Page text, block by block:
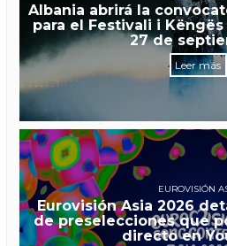
Albania abrirá la
para el Festivali i
27 de
Leer más
EUROVISIÓN
Eurovisión Asia 2026
de preselecciones que
directo en